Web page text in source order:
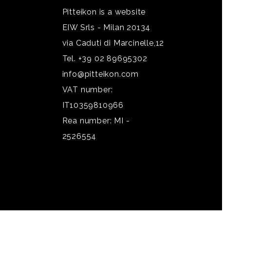
Pitteikon is a website
EIW Srls - Milan 20134
via Caduti di Marcinelle,12
Tel. +39 02 89695302
info@pitteikon.com
VAT number:
IT10359810966
Rea number: MI -
2526554